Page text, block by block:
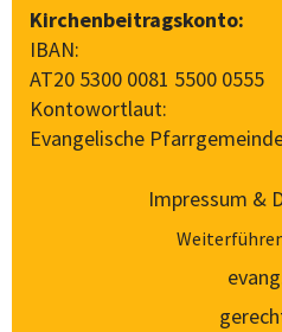
Kirchenbeitragskonto:
IBAN:
AT20 5300 0081 5500 0555
Kontowortlaut:
Evangelische
Impressum &